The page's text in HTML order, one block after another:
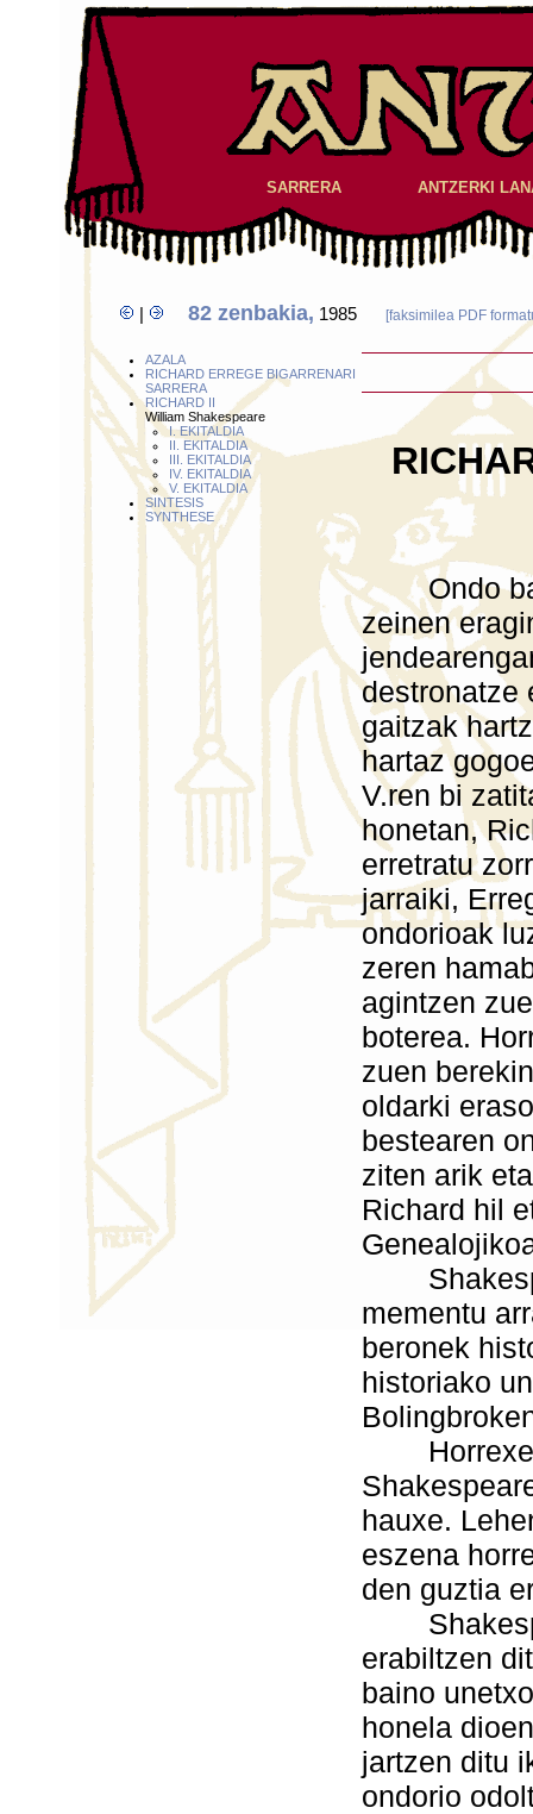
SARRERA ANTZERKI
| 82 zenbakia, 1985 [faksimilea PDF
AZALA
RICHARD ERREGE BIGARRENARI
SARRERA
RICHARD II
William Shakespeare
I. EKITALDIA
II. EKITALDIA
III. EKITALDIA
IV. EKITALDIA
V. EKITALDIA
SINTESIS
SYNTHESE
Ondo
zeinen
destronatze
gaitzak
hartaz
V.ren bi
honetan,
erretratu
jarraiki,
ondorioak
zeren
agintzen
boterea.
zuen
oldarki
bestearen
ziten arik
Richard hil
mementu
beronek
historiako
hauxe.
eszena
den guztia
erabiltzen
baino
honela
jartzen ditu
ondorio